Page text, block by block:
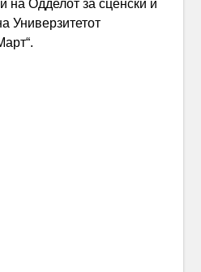
на Одделот за сценски и
Универзитетот